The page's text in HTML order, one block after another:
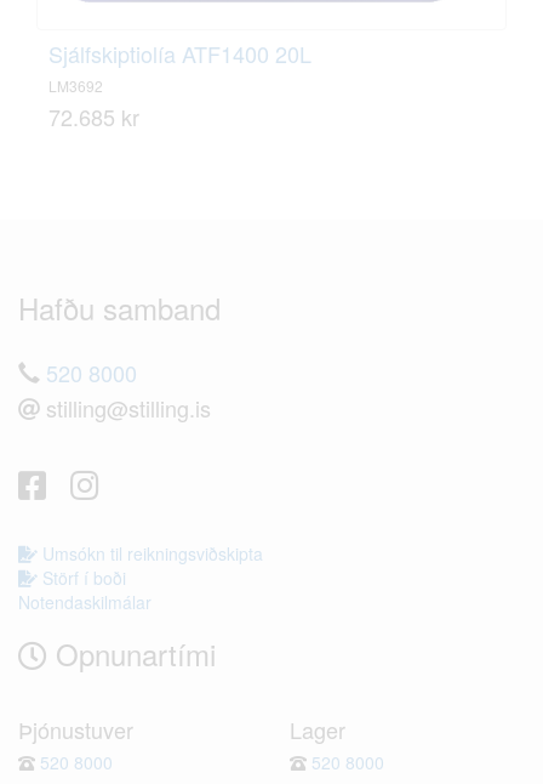
Sjálfskiptiolía ATF1400 20L
LM3692
72.685 kr
Hafðu samband
520 8000
stilling@stilling.is
Umsókn til reikningsviðskipta
Störf í boði
Notendaskilmálar
Opnunartími
Þjónustuver
520 8000
Lager
520 8000